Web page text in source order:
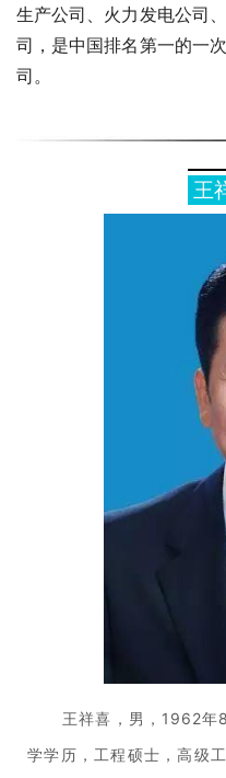
生产公司、火力发电公司
司，是中国排名第一的一
司。
王
王祥喜，男，1962年
学学历，工程硕士，高级